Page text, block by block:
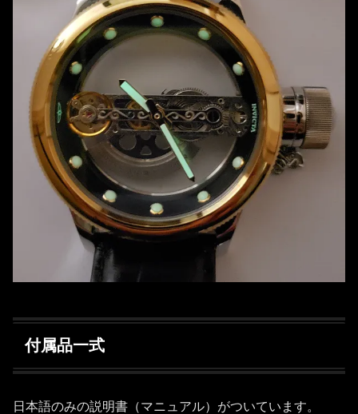
付属品一式
日本語のみの説明書（マニュアル）がついています。